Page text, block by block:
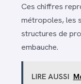
Ces chiffres
métropoles, les
structures de
embauche.
LIRE AUSSI